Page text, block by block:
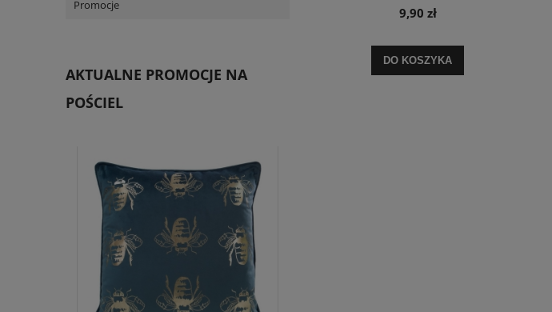
Promocje
AKTUALNE PROMOCJE NA
POŚCIEL
9,90 zł
DO KOSZYKA